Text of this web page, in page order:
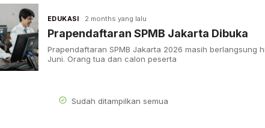
EDUKASI 2 months yang lalu
Prapendaftaran SPMB Jakarta Dibuka
Prapendaftaran SPMB Jakarta 2026 masih berlangsung
Juni. Orang tua dan calon peserta
Sudah ditampilkan semua